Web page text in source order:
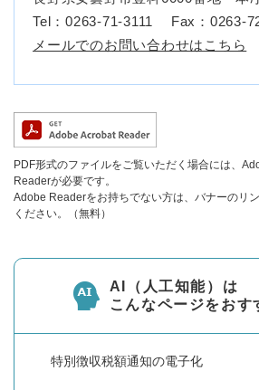
Tel：0263-71-3111
Fax：0263-
メールでのお問い合わせはこちら
PDF形式のファイルをご覧いただく場合には、
Readerが必要です。
Adobe Readerをお持ちでない方は、バナーのリ
ください。（無料）
AI（人工知能）は
こんなページをおす
特別徴収税額通知の電子化